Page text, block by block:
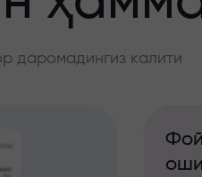
даромадингиз калити